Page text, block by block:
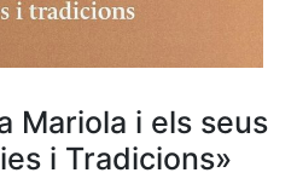
Mariola i els seus
i Tradicions»